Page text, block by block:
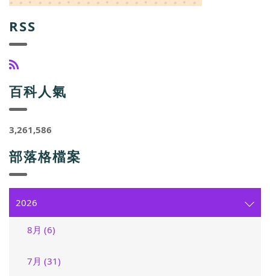
RSS
百科人氣
3,261,586
部落格檔案
2026
8月 (6)
7月 (31)